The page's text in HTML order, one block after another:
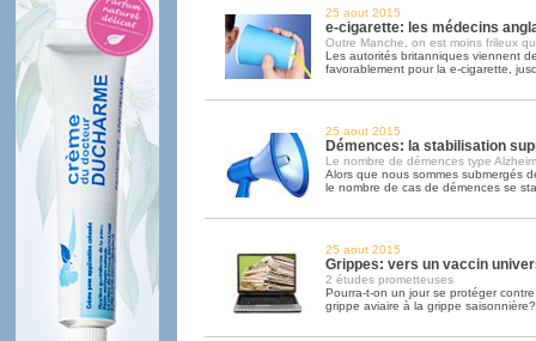
25 aout 2015
e-cigarette: les médecins
Outre Manche, on est moins frileux
Les autorités britanniques viennent
favorablement pour la e-cigarette,
25 aout 2015
Démences: la stabilisation
Le nombre de démences type
Alors que nous sommes submergés
le nombre de cas de démences se
25 aout 2015
Grippes: vers un vaccin
2 études prometteuses
Pourra-t-on un jour se protéger
grippe aviaire à la grippe